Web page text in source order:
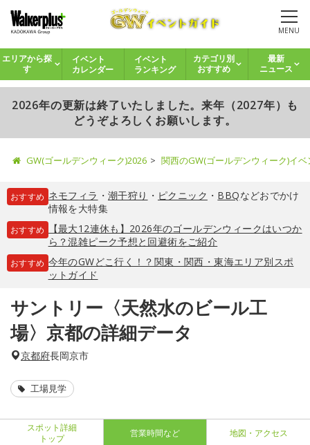
MENU
エリアから探
す
イベント
カレンダー
イベント
ランキング
カテゴリ別
おすすめ
最新
ニュース
2026年の更新は終了いたしました。来年（2027年）も
どうぞよろしくお願いします。
GW(ゴールデンウィーク)2026 関西のGW(ゴールデンウィーク)イ
おすすめ ネモフィラ ・ 潮干狩り ・ ピクニック ・ BBQなどおでかけ
情報を大特集
おすすめ
【最大12連休も】2026年のゴールデンウィークはいつか
ら？混雑ピーク予想と回避術をご紹介
おすすめ 今年のGWどこ行く！？関東・関西・東海エリア別スポ
ットガイド
サントリー〈天然水のビール工
場〉京都の詳細データ
京都府長岡京市
工場見学
スポット詳細
トップ
営業時間など 地図・アクセス